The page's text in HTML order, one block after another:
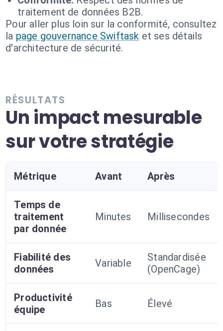
traitement de données B2B.
Pour aller plus loin sur la conformité, consultez
la page gouvernance Swiftask et ses détails
d'architecture de sécurité.
RÉSULTATS
Un impact mesurable
sur votre stratégie
Métrique Avant Après
Temps de
traitement
par donnée
Minutes Millisecondes
Fiabilité des
données
Variable
Standardisée
(OpenCage)
Productivité
équipe
Bas Élevé